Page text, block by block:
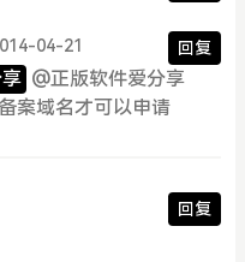
04-21 回复
@正版软件爱分享
案域名才可以申请
回复